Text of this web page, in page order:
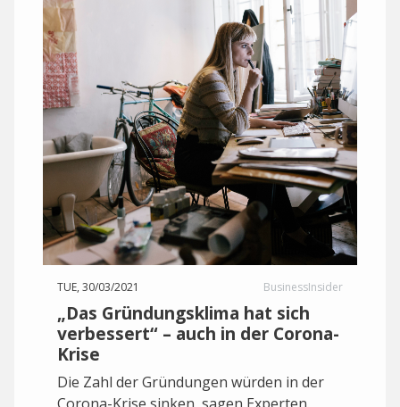
TUE, 30/03/2021 BusinessInsider
„Das Gründungsklima hat sich
verbessert“ – auch in der Corona-
Krise
Die Zahl der Gründungen würden in der